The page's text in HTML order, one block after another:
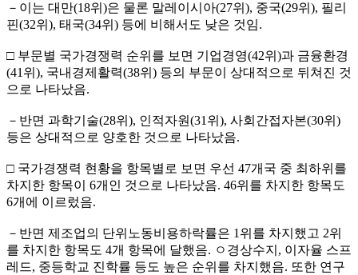
－이는 대만(18위)은 물론 말레이시아(27위), 중국(29위), 필리
핀(32위), 태국(34위) 등에 비해서도 낮은 것임.
□ 부문별 국가경쟁력 순위를 보면 기업경영(42위)과 금융환경
(41위), 국내경제활력(38위) 등의 부문이 상대적으로 뒤쳐진 것
으로 나타났음.
－반면 과학기술(28위), 인적자원(31위), 사회간접자본(30위)
등은 상대적으로 양호한 것으로 나타났음.
□ 국가경쟁력 현황을 항목별로 보면 우선 47개국 중 최하위를
차지한 항목이 6개인 것으로 나타났음. 46위를 차지한 항목도
6개에 이르렀음.
－반면 제조업의 단위노동비용하락률은 1위를 차지했고 2위
를 차지한 항목도 4개 항목에 달했음. ㅇ경상수지, 이자율 스프
레드, 중등학교 진학률 등도 높은 순위를 차지했음. 또한 연구